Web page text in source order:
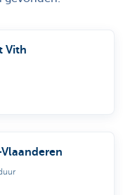
Vith